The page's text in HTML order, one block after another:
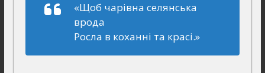
«Щоб чарівна селянська
врода
Росла в коханні та красі.»